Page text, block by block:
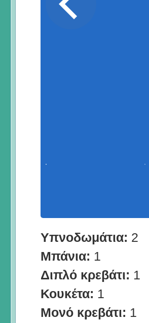
Υπνοδωμάτια: 2
Μπάνια: 1
Διπλό κρεβάτι: 1
Κουκέτα: 1
Μονό κρεβάτι: 1